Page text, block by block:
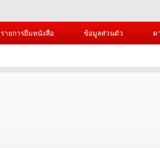
รายการยืมหนังสือ ข้อมูลส่วนตัว ด